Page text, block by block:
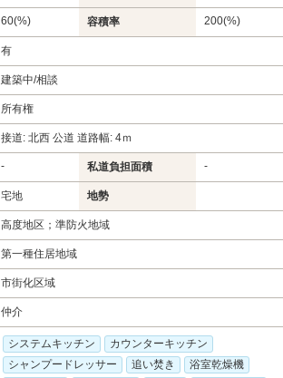
60(%) 容積率 200(%)
有
建築中/相談
所有権
接道: 北西 公道 道路幅: 4ｍ
- 私道負担面積 -
宅地 地勢
高度地区；準防火地域
第一種住居地域
市街化区域
仲介
システムキッチン
カウンターキッチン
シャンプードレッサー
追い焚き
浴室乾燥機